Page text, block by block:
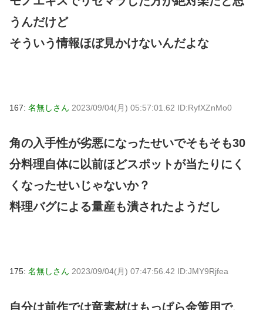
うんだけど
そういう情報ほぼ見かけないんだよな
167: 名無しさん 2023/09/04(月) 05:57:01.62 ID:RyfXZnMo0
角の入手性が劣悪になったせいでそもそも30
分料理自体に以前ほどスポットが当たりにく
くなったせいじゃないか？
料理バグによる量産も潰されたようだし
175: 名無しさん 2023/09/04(月) 07:47:56.42 ID:JMY9Rjfea
自分は前作では竜素材はもっぱら金策用で、